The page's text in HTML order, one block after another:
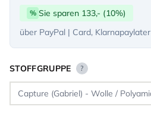
% Sie sparen 133,- (10%)
über PayPal | Card, Klarnapaylater
STOFFGRUPPE ?